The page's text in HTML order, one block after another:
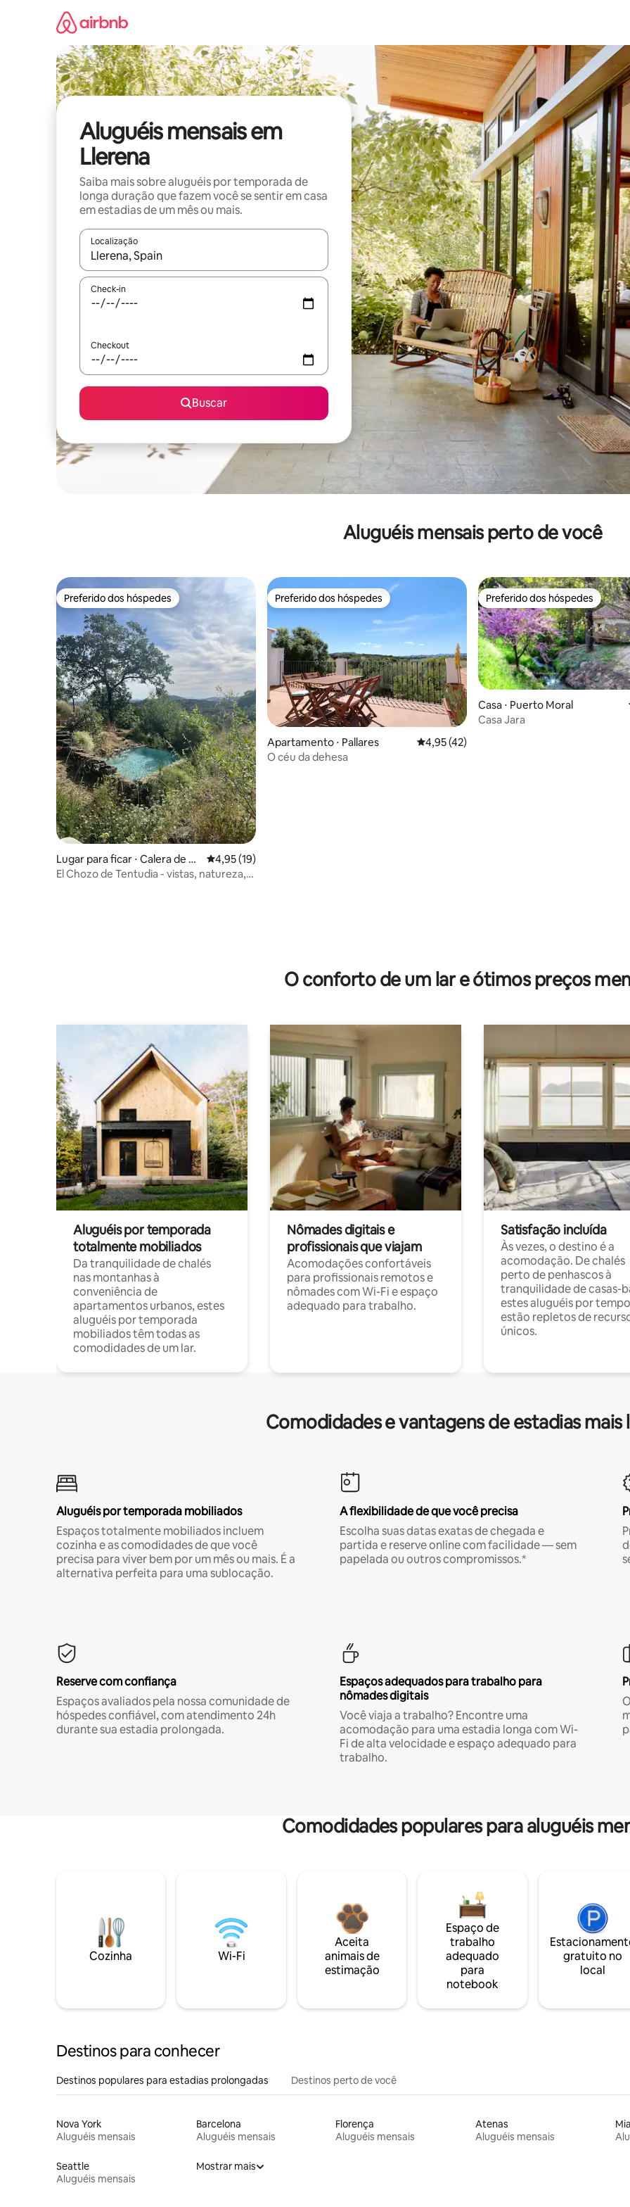
Aluguéis mensais em
Llerena
Saiba mais sobre aluguéis por temporada de
longa duração que fazem você se sentir em casa
em estadias de um mês ou mais.
Localização
Quando os resultados estiverem disponíveis, explore-os usando as seta para cima e para baixo do teclado ou tocando
Check-in
Checkout
Buscar
Aluguéis mensais perto de você
Preferido dos hóspedes
Preferido dos hóspedes
Lugar para ficar ⋅ Calera de Le
ón
4,95 de uma avaliação média de 5, 19 avaliações
4,95 (19)
El Chozo de Tentudia - vistas, natureza,
Preferido dos hóspedes
Preferido dos hóspedes
Apartamento ⋅ Pallares 4,95 de uma avaliação média de 5, 42
4,95 (42)
O céu da dehesa
Preferido dos hóspedes
Preferido dos hóspedes
Casa ⋅ Puerto Moral
Casa Jara
O conforto de um lar e ótimos preços
Aluguéis por temporada
totalmente mobiliados
Da tranquilidade de chalés
nas montanhas à
conveniência de
apartamentos urbanos, estes
aluguéis por temporada
mobiliados têm todas as
comodidades de um lar.
Nômades digitais e
profissionais que viajam
Acomodações confortáveis
para profissionais remotos e
nômades com Wi-Fi e espaço
adequado para trabalho.
Satisfação incluída
Às vezes, o destino é a
acomodação. De chalés
perto de penhascos à
tranquilidade de casas-
estes aluguéis por
estão repletos de
únicos.
Comodidades e vantagens de estadias mais
Aluguéis por temporada mobiliados
Espaços totalmente mobiliados incluem
cozinha e as comodidades de que você
precisa para viver bem por um mês ou mais. É a
alternativa perfeita para uma sublocação.
A flexibilidade de que você precisa
Escolha suas datas exatas de chegada e
partida e reserve online com facilidade — sem
papelada ou outros compromissos.*
Reserve com confiança
Espaços avaliados pela nossa comunidade de
hóspedes confiável, com atendimento 24h
durante sua estadia prolongada.
Espaços adequados para trabalho para
nômades digitais
Você viaja a trabalho? Encontre uma
acomodação para uma estadia longa com Wi-
Fi de alta velocidade e espaço adequado para
trabalho.
Comodidades populares para aluguéis
Cozinha Wi-Fi
Aceita
animais de
estimação
Espaço de
trabalho
adequado
para
notebook
gratuito no
local
Destinos para conhecer
Destinos populares para estadias prolongadas Destinos perto de você
Nova York
Aluguéis mensais
Barcelona
Aluguéis mensais
Florença
Aluguéis mensais
Atenas
Aluguéis mensais
Seattle
Aluguéis mensais
Mostrar mais